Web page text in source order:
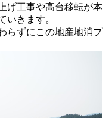
げ工事や高台移転が本
いきます。
らずにこの地産地消プ